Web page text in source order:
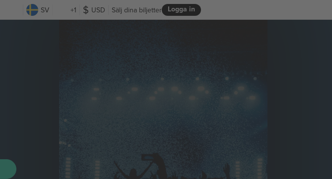
SV +1 USD Logga in
Sälj dina biljetter